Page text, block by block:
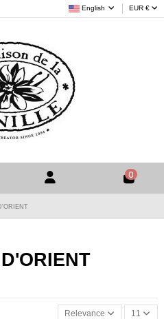
English EUR €
0
Relevance 11